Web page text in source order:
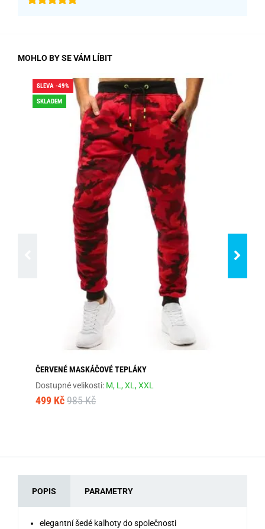
MOHLO BY SE VÁM LÍBIT
SLEVA -49%
SKLADEM
ČERVENÉ MASKÁČOVÉ TEPLÁKY
Dostupné velikosti: M, L,XL,XXL
499 Kč 985 Kč
POPIS PARAMETRY
elegantní šedé kalhoty do společnosti